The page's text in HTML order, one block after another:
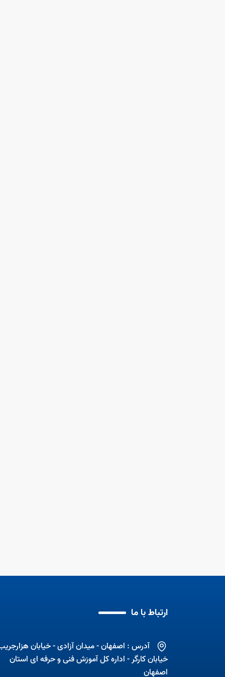
ارتباط با ما
آدرس : اصفهان - میدان آزادی - خیابان
خیابان کارگر - اداره کل آموزش فنی و حرفه ای استان
اصفهان